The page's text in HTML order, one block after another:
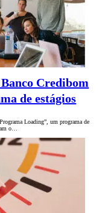
Credibom
de estágios
Loading”, um programa de
o…